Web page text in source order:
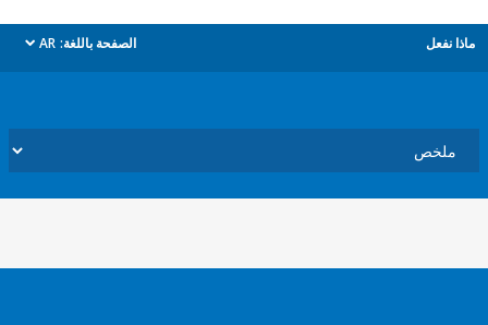
الصفحة باللغة: AR
dropdown